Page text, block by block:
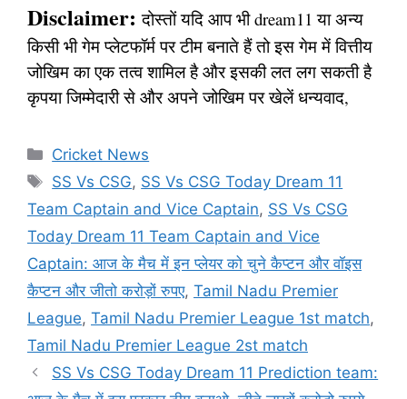
Disclaimer: दोस्तों यदि आप भी dream11 या अन्य
किसी भी गेम प्लेटफॉर्म पर टीम बनाते हैं तो इस गेम में वित्तीय
जोखिम का एक तत्व शामिल है और इसकी लत लग सकती है
कृपया जिम्मेदारी से और अपने जोखिम पर खेलें धन्यवाद,
Categories
Cricket News
Tags
SS Vs CSG, SS Vs CSG Today Dream 11
Team Captain and Vice Captain, SS Vs CSG
Today Dream 11 Team Captain and Vice
Captain: आज के मैच में इन प्लेयर को चुने कैप्टन और वॉइस
कैप्टन और जीतो करोड़ों रुपए, Tamil Nadu Premier
League, Tamil Nadu Premier League 1st match,
Tamil Nadu Premier League 2st match
SS Vs CSG Today Dream 11 Prediction team: